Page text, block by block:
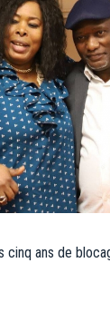
cinq ans de